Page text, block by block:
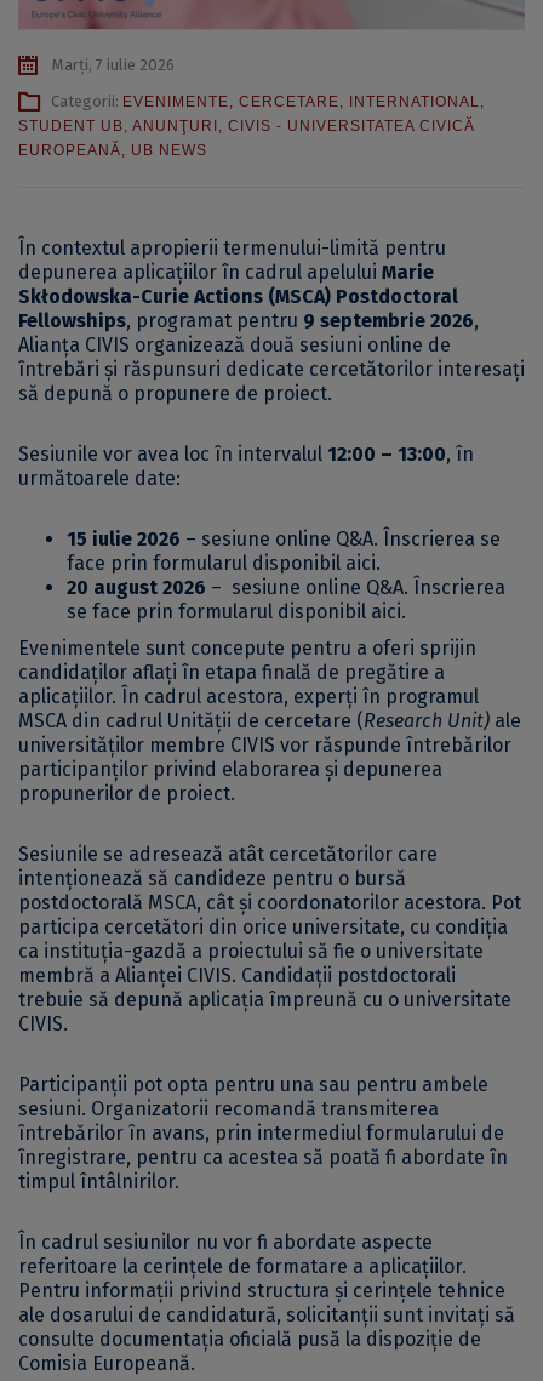
Marți, 7 iulie 2026
Categorii: EVENIMENTE, CERCETARE, INTERNATIONAL,
STUDENT UB, ANUNŢURI , CIVIS - UNIVERSITATEA CIVICĂ
EUROPEANĂ, UB NEWS
În contextul apropierii termenului-limită pentru
depunerea aplicațiilor în cadrul apelului Marie
Skłodowska-Curie Actions (MSCA) Postdoctoral
Fellowships, programat pentru 9 septembrie 2026,
Alianța CIVIS organizează două sesiuni online de
întrebări și răspunsuri dedicate cercetătorilor interesați
să depună o propunere de proiect.
Sesiunile vor avea loc în intervalul 12:00 – 13:00, în
următoarele date:
15 iulie 2026 – sesiune online Q&A. Înscrierea se
face prin formularul disponibil aici.
20 august 2026 – sesiune online Q&A. Înscrierea
se face prin formularul disponibil aici.
Evenimentele sunt concepute pentru a oferi sprijin
candidaților aflați în etapa finală de pregătire a
aplicațiilor. În cadrul acestora, experți în programul
MSCA din cadrul Unității de cercetare (Research Unit) ale
universităților membre CIVIS vor răspunde întrebărilor
participanților privind elaborarea și depunerea
propunerilor de proiect.
Sesiunile se adresează atât cercetătorilor care
intenționează să candideze pentru o bursă
postdoctorală MSCA, cât și coordonatorilor acestora. Pot
participa cercetători din orice universitate, cu condiția
ca instituția-gazdă a proiectului să fie o universitate
membră a Alianței CIVIS. Candidații postdoctorali
trebuie să depună aplicația împreună cu o universitate
CIVIS.
Participanții pot opta pentru una sau pentru ambele
sesiuni. Organizatorii recomandă transmiterea
întrebărilor în avans, prin intermediul formularului de
înregistrare, pentru ca acestea să poată fi abordate în
timpul întâlnirilor.
În cadrul sesiunilor nu vor fi abordate aspecte
referitoare la cerințele de formatare a aplicațiilor.
Pentru informații privind structura și cerințele tehnice
ale dosarului de candidatură, solicitanții sunt invitați să
consulte documentația oficială pusă la dispoziție de
Comisia Europeană.